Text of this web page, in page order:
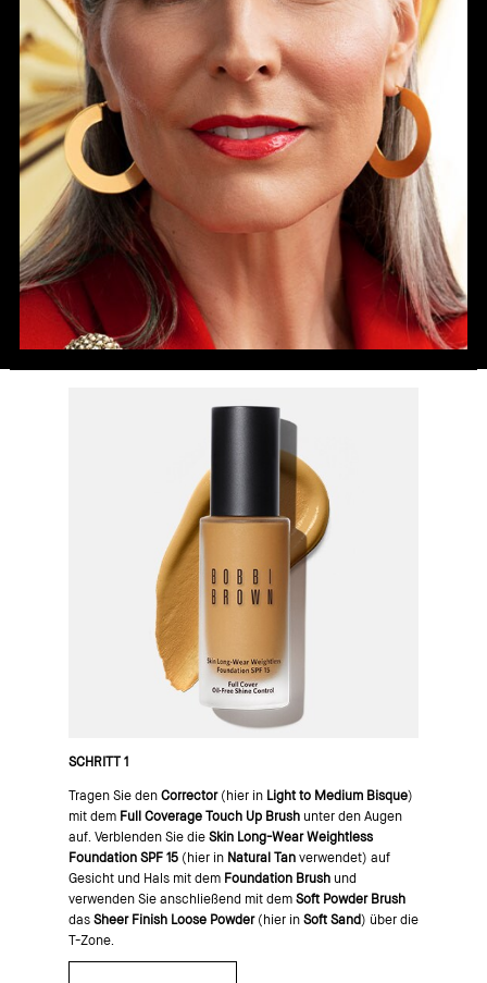
SCHRITT 1
Tragen Sie den Corrector (hier in Light to Medium Bisque)
mit dem Full Coverage Touch Up Brushunter den Augen
auf. Verblenden Sie die Skin Long-Wear Weightless
Foundation SPF 15(hier in Natural Tanverwendet) auf
Gesicht und Hals mit dem Foundation Brushund
verwenden Sie anschließend mit dem Soft Powder Brush
das Sheer Finish Loose Powder(hier in Soft Sand) über die
T-Zone.